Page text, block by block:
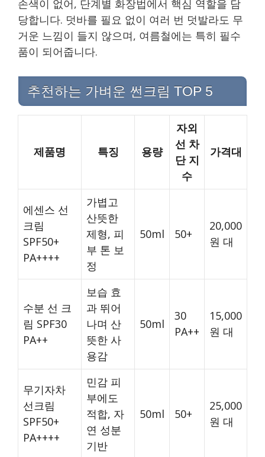
손색이 없어, 단계별 화장법에서 핵심 역할을 담
당합니다. 덧바를 필요 없이 여러 번 덧발라도 무
거운 느낌이 들지 않으며, 여름철에는 특히 필수
품이 되어줍니다.
추천하는 가벼운 썬크림 TOP 5
제품명 특징 용량
자외
선 차
단 지
수
가격대
에센스 선
크림
SPF50+
PA++++
가볍고
산뜻한
제형, 피
부 톤 보
정
50ml 50+
20,000
원 대
수분 선 크
림 SPF30
PA++
보습 효
과 뛰어
나며 산
뜻한 사
용감
50ml
30
PA++
15,000
원 대
무기자차
선크림
SPF50+
PA++++
민감 피
부에도
적합, 자
연 성분
기반
50ml 50+
25,000
원 대